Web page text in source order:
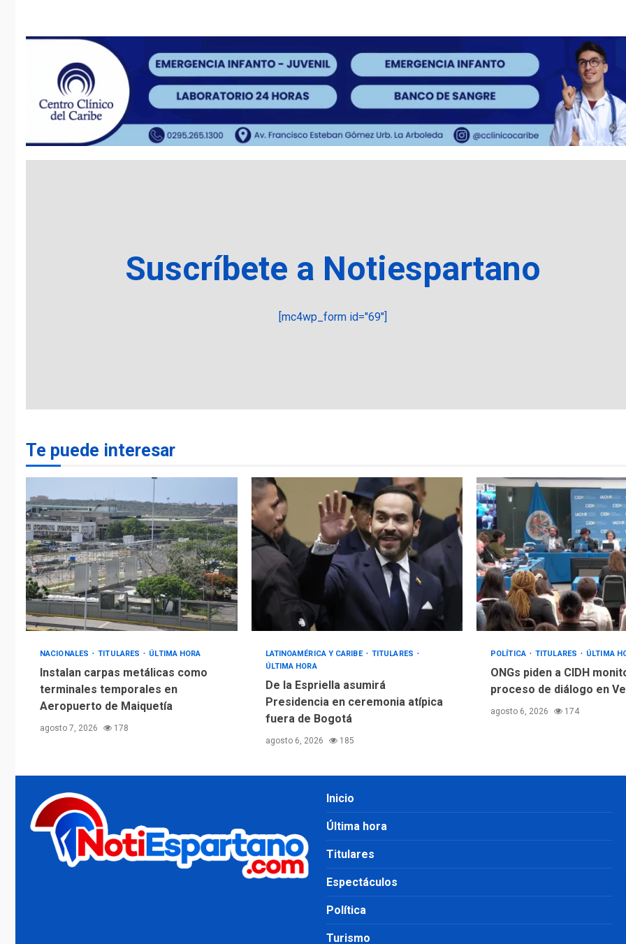
Suscríbete a Notiespartano
[mc4wp_form id="69"]
Te puede interesar
NACIONALES TITULARES ÚLTIMA HORA
Instalan carpas metálicas como
terminales temporales en
Aeropuerto de Maiquetía
agosto 7, 2026 178
LATINOAMÉRICA Y CARIBE
TITULARES
ÚLTIMA HORA
De la Espriella asumirá
Presidencia en ceremonia atípica
fuera de Bogotá
agosto 6, 2026 185
POLÍTICA TITULARES ÚLTIMA
ONGs piden a CIDH
proceso de diálogo en
agosto 6, 2026 174
Inicio
Última hora
Titulares
Espectáculos
Política
Turismo